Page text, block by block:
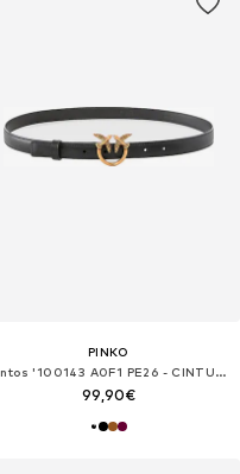
PINKO
Cintos '100143 A0F1 PE26 - CINTURA'
99,90€